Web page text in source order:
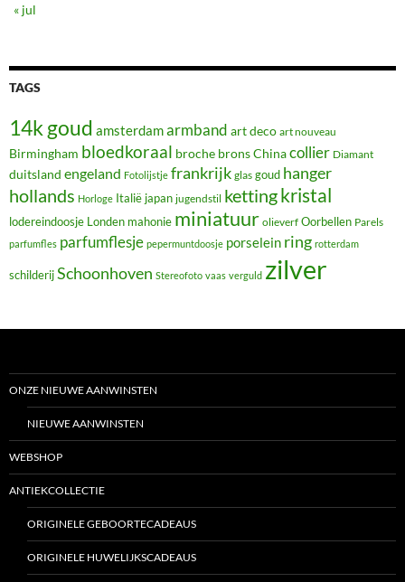
« jul
TAGS
14k goud amsterdamarmband art deco art nouveau
Birmingham bloedkoraal broche bronsChinacollier Diamant
duitsland engeland Fotolijstje frankrijk glas goud hanger
hollands Horloge Italië japan jugendstil kettingkristal
lodereindoosje Londen mahonie miniatuur olieverf Oorbellen Parels
parfumfles parfumflesje pepermuntdoosje porselein ring rotterdam
schilderijSchoonhoven Stereofoto vaas verguld zilver
ONZE NIEUWE AANWINSTEN
NIEUWE AANWINSTEN
WEBSHOP
ANTIEKCOLLECTIE
ORIGINELE GEBOORTECADEAUS
ORIGINELE HUWELIJKSCADEAUS